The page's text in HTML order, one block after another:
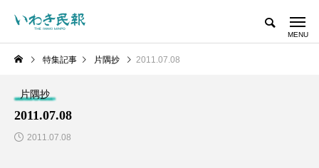
特集記事 片隅抄 2011.07.08
片隅抄
2011.07.08
2011.07.08